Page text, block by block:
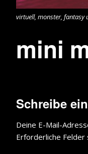
virtuell, monster, fantasy
mini
Schreibe
Deine E-Mail-
Erforderliche Felder